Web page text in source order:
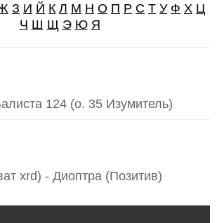
З И Й К Л М Н О П Р С Т У Ф Х Ц
Ч Ш Щ Э Ю Я
124 (о. 35 Изумитель)
xrd) - Диоптра (Позитив)